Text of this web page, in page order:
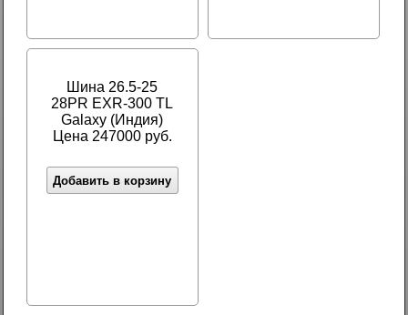
Шина 26.5-25
28PR EXR-300 TL
Galaxy (Индия)
Цена 247000 руб.
Добавить в корзину